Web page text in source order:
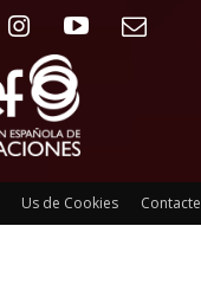
Us de Cookies Contacte